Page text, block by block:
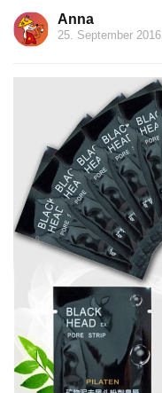
Anna
25. September 2016